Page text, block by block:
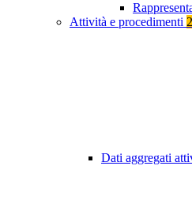
Attività e procedimenti 2
Dati aggregati